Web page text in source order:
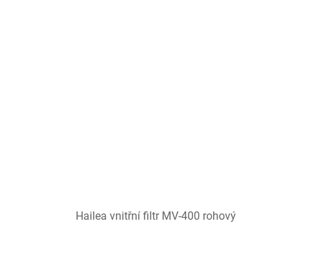
Hailea vnitřní filtr MV-400 rohový